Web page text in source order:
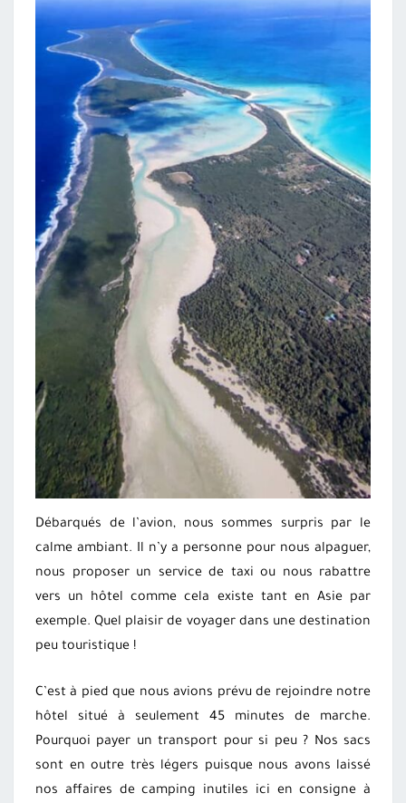
Débarqués de l’avion, nous sommes surpris par le
calme ambiant. Il n’y a personne pour nous alpaguer,
nous proposer un service de taxi ou nous rabattre
vers un hôtel comme cela existe tant en Asie par
exemple. Quel plaisir de voyager dans une destination
peu touristique !
C’est à pied que nous avions prévu de rejoindre notre
hôtel situé à seulement 45 minutes de marche.
Pourquoi payer un transport pour si peu ? Nos sacs
sont en outre très légers puisque nous avons laissé
nos affaires de camping inutiles ici en consigne à